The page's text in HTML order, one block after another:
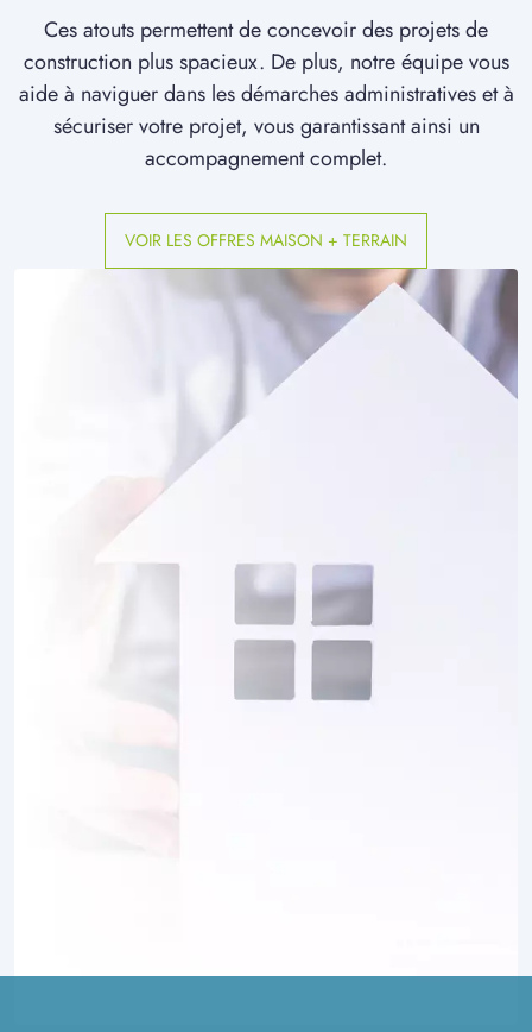
Ces atouts permettent de concevoir des projets de
construction plus spacieux. De plus, notre équipe vous
aide à naviguer dans les démarches administratives et à
sécuriser votre projet, vous garantissant ainsi un
accompagnement complet.
VOIR LES OFFRES MAISON + TERRAIN